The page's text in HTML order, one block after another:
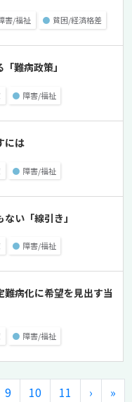
害/福祉 ● 貧困/経済格差
難病政策」
● 障害/福祉
には
● 障害/福祉
い「線引き」
● 障害/福祉
難病化に希望を見出す当
● 障害/福祉
9 10 11 › »